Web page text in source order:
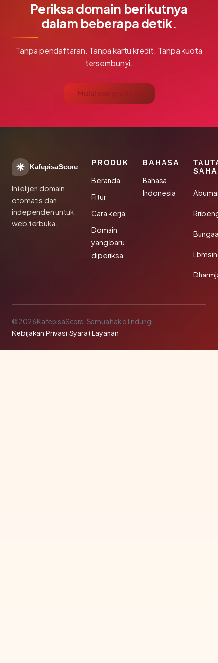
Periksa domain berikutnya
dalam beberapa detik.
Tanpa pendaftaran. Tanpa kartu kredit. Tanpa kuota
tersembunyi.
Mulai cek gratis →
KafepisaScore
Intelijen domain
otomatis dan
independen untuk
web terbuka.
PRODUK
Beranda
Fitur
Cara kerja
Domain
yang baru
diperiksa
BAHASA
Bahasa
Indonesia
© 2026 KafepisaScore. Semua hak dilindungi.
Kebijakan Privasi·Syarat Layanan